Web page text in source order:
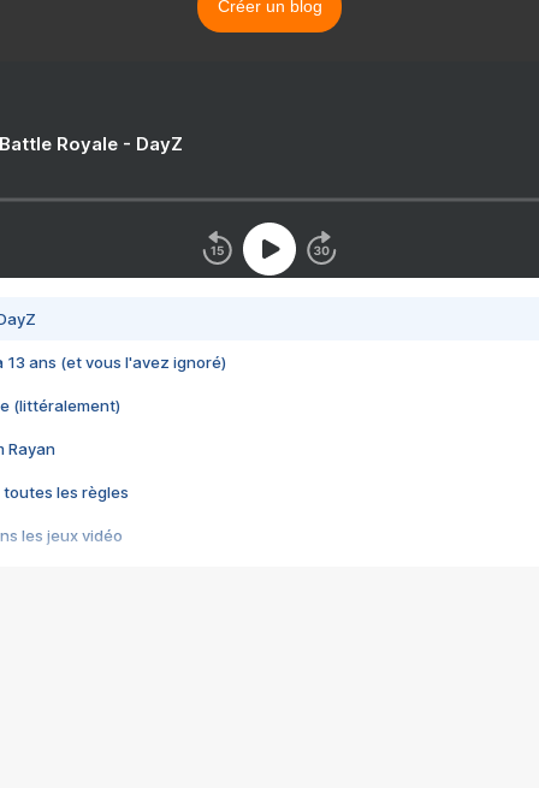
Créer un blog
Royale - DayZ
13 ans (et vous l'avez ignoré)
(littéralement)
Rayan
toutes les règles
les jeux vidéo